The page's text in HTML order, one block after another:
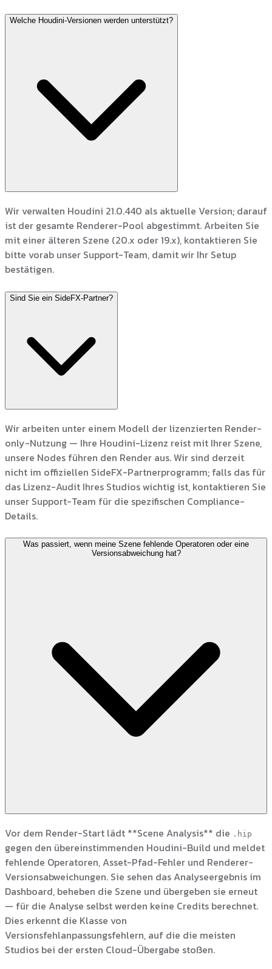
Welche Houdini-Versionen werden unterstützt?
Wir verwalten Houdini 21.0.440 als aktuelle Version; darauf
ist der gesamte Renderer-Pool abgestimmt. Arbeiten Sie
mit einer älteren Szene (20.x oder 19.x), kontaktieren Sie
bitte vorab unser Support-Team, damit wir Ihr Setup
bestätigen.
Sind Sie ein SideFX-Partner?
Wir arbeiten unter einem Modell der lizenzierten Render-
only-Nutzung — Ihre Houdini-Lizenz reist mit Ihrer Szene,
unsere Nodes führen den Render aus. Wir sind derzeit
nicht im offiziellen SideFX-Partnerprogramm; falls das für
das Lizenz-Audit Ihres Studios wichtig ist, kontaktieren Sie
unser Support-Team für die spezifischen Compliance-
Details.
Was passiert, wenn meine Szene fehlende Operatoren oder eine
Versionsabweichung hat?
Vor dem Render-Start lädt **Scene Analysis** die .hip
gegen den übereinstimmenden Houdini-Build und meldet
fehlende Operatoren, Asset-Pfad-Fehler und Renderer-
Versionsabweichungen. Sie sehen das Analyseergebnis im
Dashboard, beheben die Szene und übergeben sie erneut
— für die Analyse selbst werden keine Credits berechnet.
Dies erkennt die Klasse von
Versionsfehlanpassungsfehlern, auf die die meisten
Studios bei der ersten Cloud-Übergabe stoßen.